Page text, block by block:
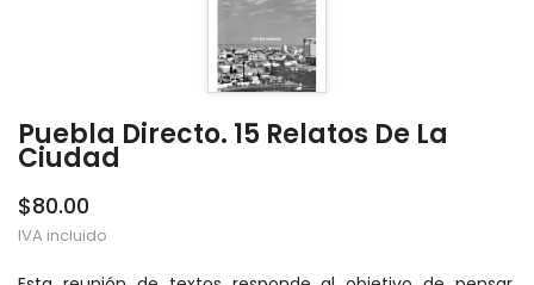
Puebla Directo. 15 Relatos De La
Ciudad
$80.00
IVA incluido